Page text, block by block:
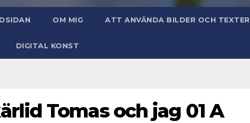
OM MIG ATT ANVÄNDA BILDER OCH TEXTER
DIGITAL KONST
Tomas och jag 01 A